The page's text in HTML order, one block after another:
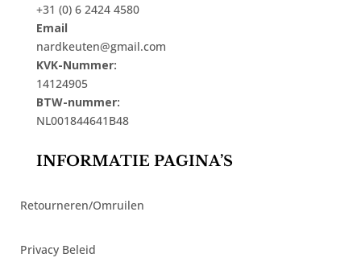
+31 (0) 6 2424 4580
Email
nardkeuten@gmail.com
KVK-Nummer:
14124905
BTW-nummer:
NL001844641B48
INFORMATIE PAGINA’S
Retourneren/Omruilen
Privacy Beleid